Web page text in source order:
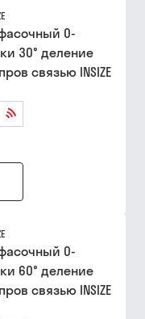
0-
30° деление
связью INSIZE
0-
60° деление
связью INSIZE